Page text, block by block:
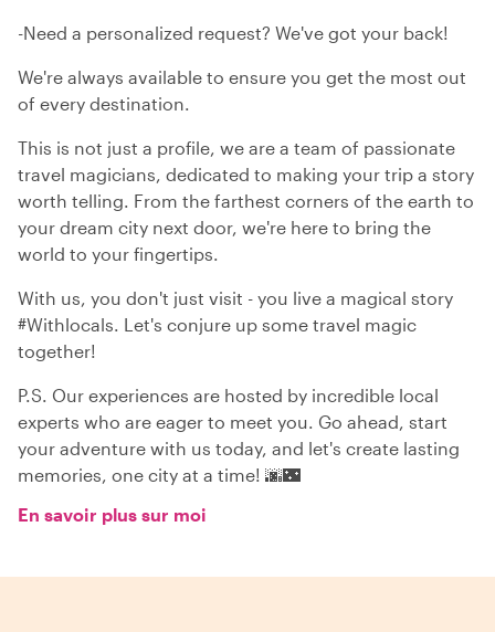
-Need a personalized request? We've got your back!
We're always available to ensure you get the most out
of every destination.
This is not just a profile, we are a team of passionate
travel magicians, dedicated to making your trip a story
worth telling. From the farthest corners of the earth to
your dream city next door, we're here to bring the
world to your fingertips.
With us, you don't just visit - you live a magical story
#Withlocals. Let's conjure up some travel magic
together!
P.S. Our experiences are hosted by incredible local
experts who are eager to meet you. Go ahead, start
your adventure with us today, and let's create lasting
memories, one city at a time! 🌆🌃
En savoir plus sur moi